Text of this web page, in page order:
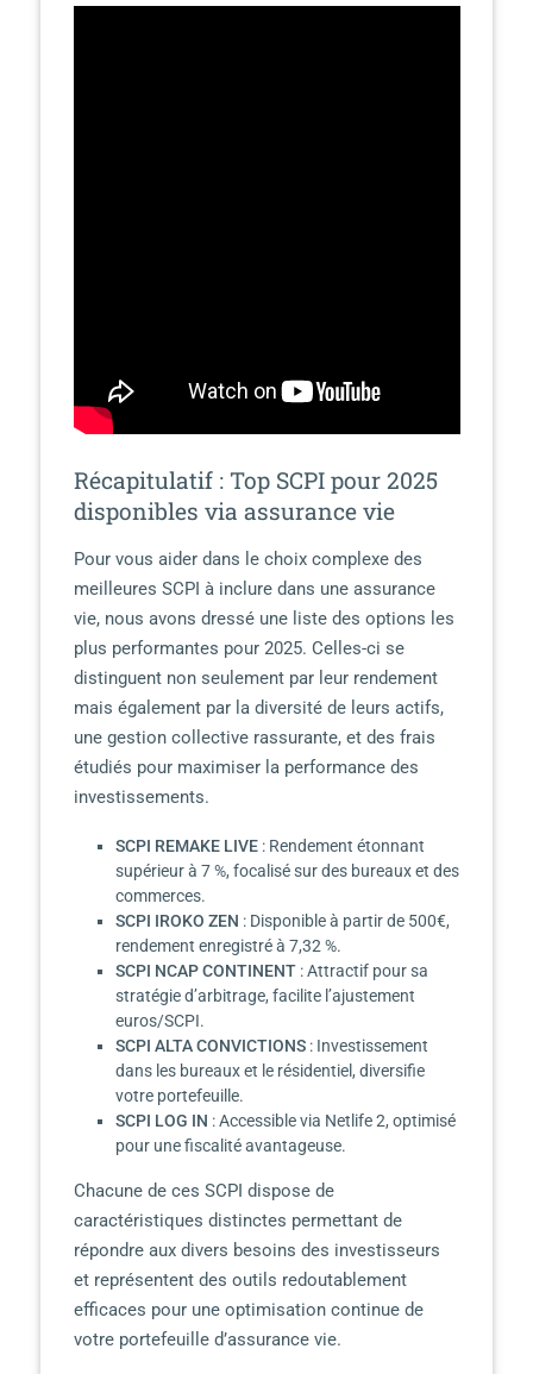
Récapitulatif : Top SCPI pour 2025
disponibles via assurance vie
Pour vous aider dans le choix complexe des
meilleures SCPI à inclure dans une assurance
vie, nous avons dressé une liste des options les
plus performantes pour 2025. Celles-ci se
distinguent non seulement par leur rendement
mais également par la diversité de leurs actifs,
une gestion collective rassurante, et des frais
étudiés pour maximiser la performance des
investissements.
SCPI REMAKE LIVE: Rendement étonnant
supérieur à 7 %, focalisé sur des bureaux et des
commerces.
SCPI IROKO ZEN : Disponible à partir de 500€,
rendement enregistré à 7,32 %.
SCPI NCAP CONTINENT: Attractif pour sa
stratégie d’arbitrage, facilite l’ajustement
euros/SCPI.
SCPI ALTA CONVICTIONS: Investissement
dans les bureaux et le résidentiel, diversifie
votre portefeuille.
SCPI LOG IN : Accessible via Netlife 2, optimisé
pour une fiscalité avantageuse.
Chacune de ces SCPI dispose de
caractéristiques distinctes permettant de
répondre aux divers besoins des investisseurs
et représentent des outils redoutablement
efficaces pour une optimisation continue de
votre portefeuille d’assurance vie.